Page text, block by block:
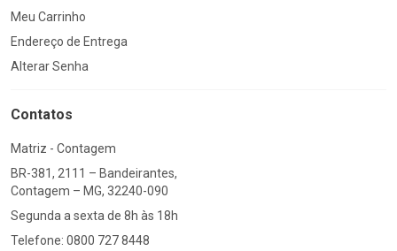
Meu Carrinho
Endereço de Entrega
Alterar Senha
Contatos
Matriz - Contagem
BR-381, 2111 – Bandeirantes,
Contagem – MG, 32240-090
Segunda a sexta de 8h às 18h
Telefone: 0800 727 8448